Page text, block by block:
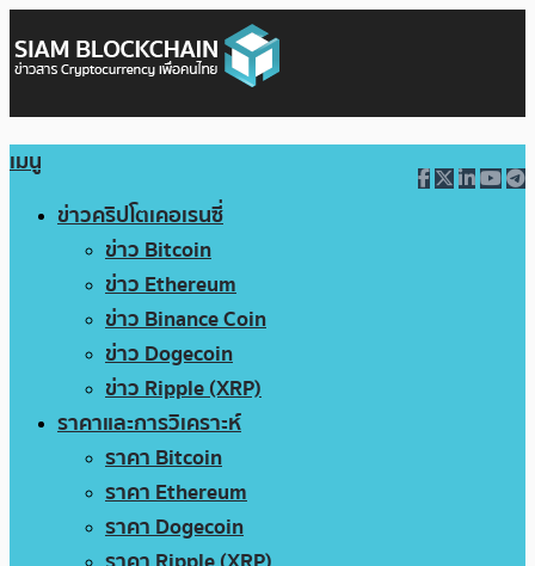
เมนู
ข่าวคริปโตเคอเรนซี่
ข่าว Bitcoin
ข่าว Ethereum
ข่าว Binance Coin
ข่าว Dogecoin
ข่าว Ripple (XRP)
ราคาและการวิเคราะห์
ราคา Bitcoin
ราคา Ethereum
ราคา Dogecoin